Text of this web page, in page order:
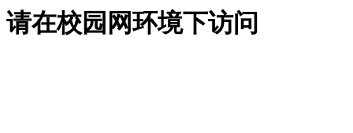
请在校园网环境下访问